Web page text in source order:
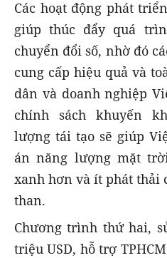
Các hoạt động phát
giúp thúc đẩy quá
chuyển đổi số, nhờ đó
cung cấp hiệu quả và
dân và doanh nghiệp
chính sách khuyến
lượng tái tạo sẽ giúp
án năng lượng mặt
xanh hơn và ít phát thải
than.
Chương trình thứ hai,
triệu USD, hỗ trợ